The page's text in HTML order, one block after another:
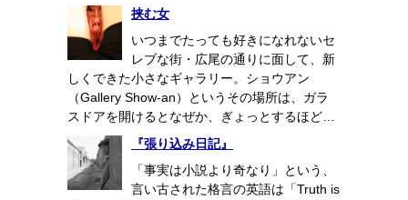
挟む女
いつまでたっても好きになれないセ
レブな街・広尾の通りに面して、新
しくできた小さなギャラリー。ショウアン
（Gallery Show-an）というその場所は、ガラ
スドアを開けるとなぜか、ぎょっとするほど…
『張り込み日記』
「事実は小説より奇なり」という、
言い古された格言の英語は「Truth is